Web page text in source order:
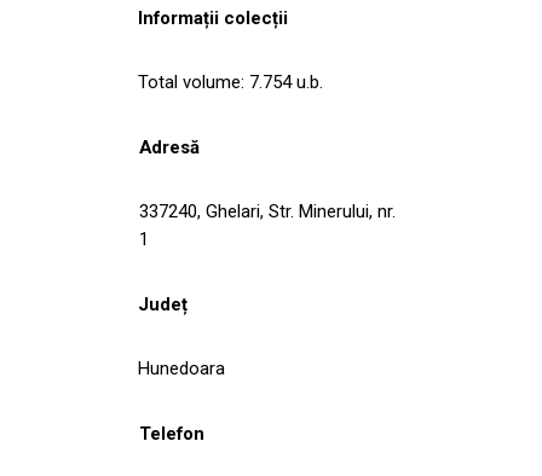
Informații colecții
Total volume: 7.754 u.b.
Adresă
337240, Ghelari, Str. Minerului, nr.
1
Județ
Hunedoara
Telefon